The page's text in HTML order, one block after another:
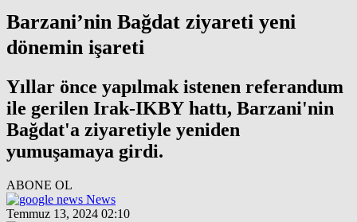
Barzani’nin Bağdat ziyareti yeni
dönemin işareti
Yıllar önce yapılmak istenen referandum
ile gerilen Irak-IKBY hattı, Barzani'nin
Bağdat'a ziyaretiyle yeniden
yumuşamaya girdi.
ABONE OL
News
Temmuz 13, 2024 02:10